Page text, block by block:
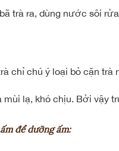
trà ra, dùng nước sôi
chỉ chú ý loại bỏ cặn
mùi lạ, khó chịu. Bởi
để dưỡng ấm: